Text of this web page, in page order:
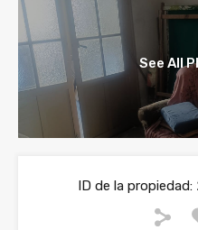
See All
ID de la propiedad: